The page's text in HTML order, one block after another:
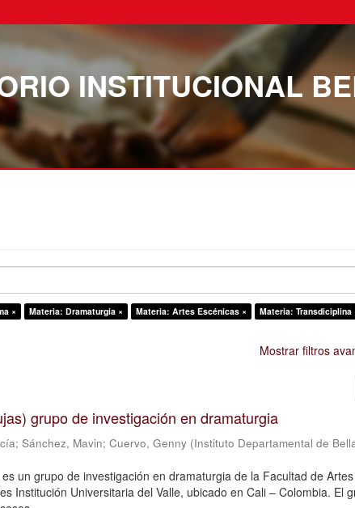
INSTITUCIONAL
× Materia: Dramaturgia × Materia: Artes Escénicas ×
Materia: Transdiciplina
Mostrar filtros
grupo de investigación en dramaturgia
;Sánchez, Mavin;Cuervo, Genny (Instituto Departamental de
un grupo de investigación en dramaturgia de la Facultad de Artes
Institución Universitaria del Valle, ubicado en Cali – Colombia. El